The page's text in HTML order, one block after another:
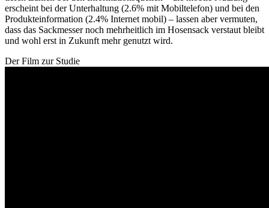
erscheint bei der Unterhaltung (2.6% mit Mobiltelefon) und bei den
Produkteinformation (2.4% Internet mobil) – lassen aber vermuten,
dass das Sackmesser noch mehrheitlich im Hosensack verstaut bleibt
und wohl erst in Zukunft mehr genutzt wird.
Der Film zur Studie